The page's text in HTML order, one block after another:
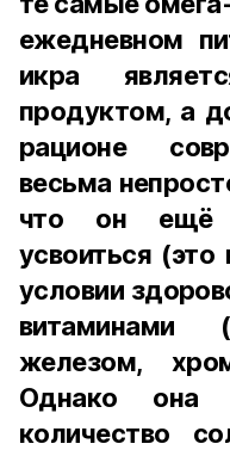
ежедневном
икра
продуктом, а
рационе
весьма
что он ещё
усвоиться
условии
витаминами
железом,
Однако она
количество